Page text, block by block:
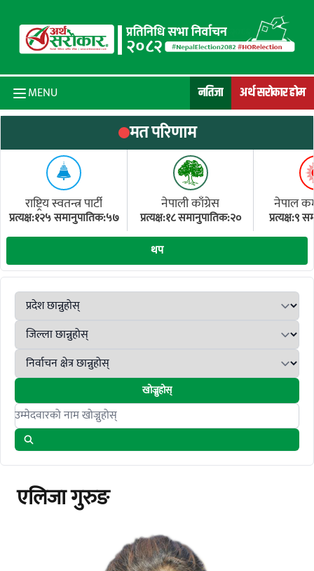
MENU नतिजा अर्थ सरोकार होम
मत परिणाम
राष्ट्रिय स्वतन्त्र पार्टी
प्रत्यक्ष:१२५ समानुपातिक:५७
नेपाली काँग्रेस
प्रत्यक्ष:१८ समानुपातिक:२०
नेपाल
प्रत्यक्ष:९
थप
खोज्नुहोस्
Search candidates
एलिजा गुरुङ